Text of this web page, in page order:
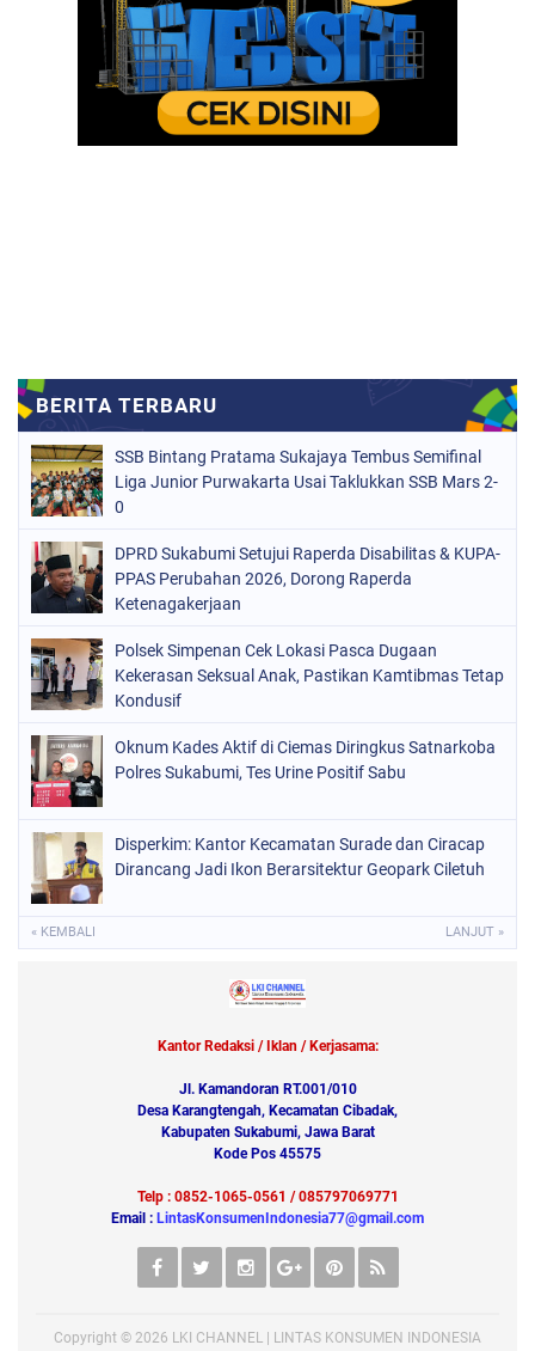
SSB Bintang Pratama Sukajaya Tembus Semifinal
Liga Junior Purwakarta Usai Taklukkan SSB Mars 2-
0
DPRD Sukabumi Setujui Raperda Disabilitas & KUPA-
PPAS Perubahan 2026, Dorong Raperda
Ketenagakerjaan
Polsek Simpenan Cek Lokasi Pasca Dugaan
Kekerasan Seksual Anak, Pastikan Kamtibmas Tetap
Kondusif
Oknum Kades Aktif di Ciemas Diringkus Satnarkoba
Polres Sukabumi, Tes Urine Positif Sabu
Disperkim: Kantor Kecamatan Surade dan Ciracap
Dirancang Jadi Ikon Berarsitektur Geopark Ciletuh
« KEMBALI LANJUT »
Kantor Redaksi / Iklan / Kerjasama:
Jl. Kamandoran RT.001/010
Desa Karangtengah, Kecamatan Cibadak,
Kabupaten Sukabumi, Jawa Barat
Kode Pos 45575
Telp : 0852-1065-0561 / 085797069771
Email : LintasKonsumenIndonesia77@gmail.com
Copyright © 2026 LKI CHANNEL | LINTAS KONSUMEN INDONESIA